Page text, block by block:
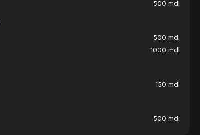
500 mdl
500 mdl
1000 mdl
150 mdl
500 mdl